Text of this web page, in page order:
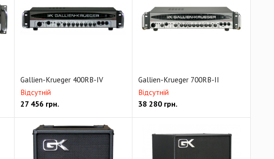
Gallien-Krueger 400RB-IV
Відсутній
27 456грн.
Gallien-Krueger 700RB-II
Відсутній
38 280 грн.